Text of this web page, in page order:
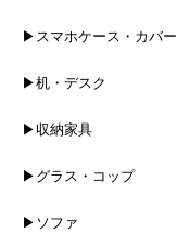
▶スマホケース・カバー
▶机・デスク
▶収納家具
▶グラス・コップ
▶ソファ